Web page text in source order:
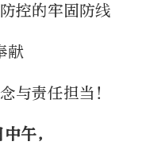
控的牢固防线
献
与责任担当！
午，